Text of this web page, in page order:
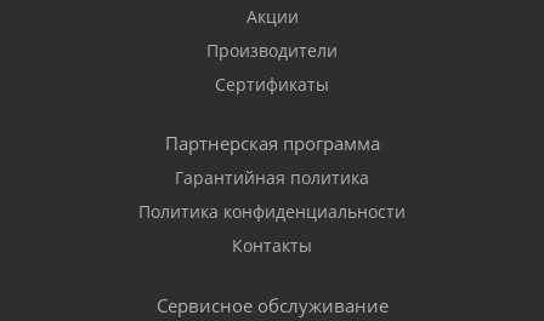
Акции
Производители
Сертификаты
Партнерская программа
Гарантийная политика
Политика конфиденциальности
Контакты
Сервисное обслуживание